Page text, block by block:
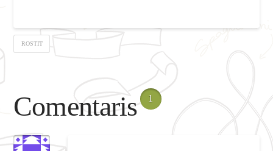
ROSTIT
Comentaris 1